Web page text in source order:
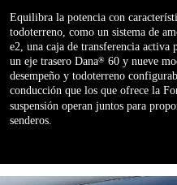
Equilibra la potencia con
todoterreno, como un sistema de
e2, una caja de transferencia activa
un eje trasero Dana® 60 y nueve
desempeño y todoterreno
conducción que los que ofrece la
suspensión operan juntos para
senderos.